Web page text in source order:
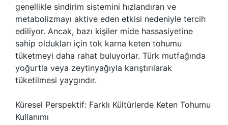
genellikle sindirim sistemini hızlandıran ve
metabolizmayı aktive eden etkisi nedeniyle tercih
ediliyor. Ancak, bazı kişiler mide hassasiyetine
sahip oldukları için tok karna keten tohumu
tüketmeyi daha rahat buluyorlar. Türk mutfağında
yoğurtla veya zeytinyağıyla karıştırılarak
tüketilmesi yaygındır.
Küresel Perspektif: Farklı Kültürlerde Keten Tohumu
Kullanımı